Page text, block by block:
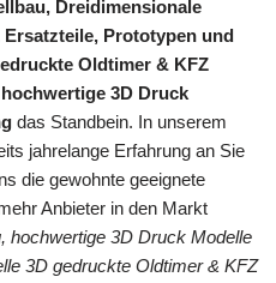
Dreidimensionale
Prototypen und
Oldtimer & KFZ
3D Druck
das Standbein. In unserem
jahrelange Erfahrung an Sie
die gewohnte geeignete
Anbieter in den Markt
hochwertige 3D Druck Modelle
3D gedruckte Oldtimer & KFZ